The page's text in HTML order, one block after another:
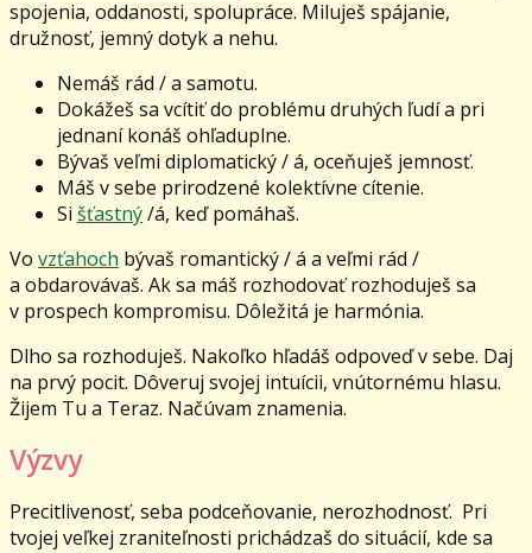
spojenia, oddanosti, spolupráce. Miluješ spájanie,
družnosť, jemný dotyk a nehu.
Nemáš rád / a samotu.
Dokážeš sa vcítiť do problému druhých ľudí a pri
jednaní konáš ohľaduplne.
Bývaš veľmi diplomatický / á, oceňuješ jemnosť.
Máš v sebe prirodzené kolektívne cítenie.
Si šťastný/á, keď pomáhaš.
Vo vzťahoch bývaš romantický / á a veľmi rád /
a obdarovávaš. Ak sa máš rozhodovať rozhoduješ sa
v prospech kompromisu. Dôležitá je harmónia.
Dlho sa rozhoduješ. Nakoľko hľadáš odpoveď v sebe. Daj
na prvý pocit. Dôveruj svojej intuícii, vnútornému hlasu.
Žijem Tu a Teraz. Načúvam znamenia.
Výzvy
Precitlivenosť, seba podceňovanie, nerozhodnosť. Pri
tvojej veľkej zraniteľnosti prichádzaš do situácií, kde sa